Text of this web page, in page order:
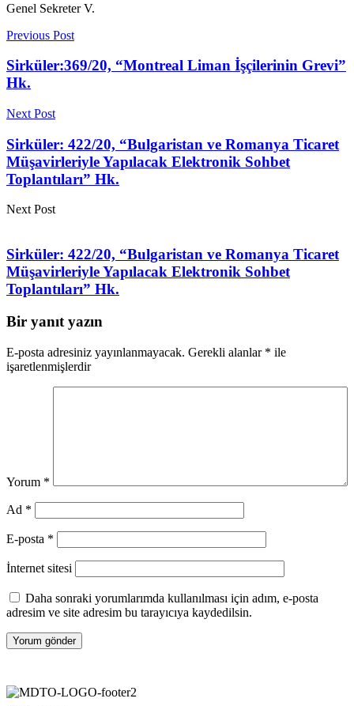
Genel Sekreter V.
Previous Post
Sirküler:369/20, “Montreal Liman İşçilerinin Grevi”
Hk.
Next Post
Sirküler: 422/20, “Bulgaristan ve Romanya Ticaret
Müşavirleriyle Yapılacak Elektronik Sohbet
Toplantıları” Hk.
Next Post
Sirküler: 422/20, “Bulgaristan ve Romanya Ticaret
Müşavirleriyle Yapılacak Elektronik Sohbet
Toplantıları” Hk.
Bir yanıt yazın
E-posta adresiniz yayınlanmayacak. Gerekli alanlar * ile
işaretlenmişlerdir
Yorum *
Ad *
E-posta *
İnternet sitesi
Daha sonraki yorumlarımda kullanılması için adım, e-posta
adresim ve site adresim bu tarayıcıya kaydedilsin.